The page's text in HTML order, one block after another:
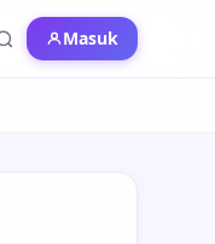
Masuk